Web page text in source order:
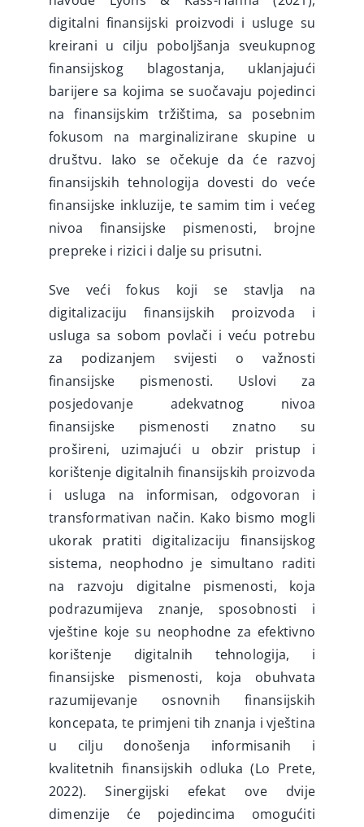
digitalni finansijski proizvodi i usluge su
kreirani u cilju poboljšanja sveukupnog
finansijskog blagostanja, uklanjajući
barijere sa kojima se suočavaju pojedinci
na finansijskim tržištima, sa posebnim
fokusom na marginalizirane skupine u
društvu. Iako se očekuje da će razvoj
finansijskih tehnologija dovesti do veće
finansijske inkluzije, te samim tim i većeg
nivoa finansijske pismenosti, brojne
prepreke i rizici i dalje su prisutni.
Sve veći fokus koji se stavlja na
digitalizaciju finansijskih proizvoda i
usluga sa sobom povlači i veću potrebu
za podizanjem svijesti o važnosti
finansijske pismenosti. Uslovi za
posjedovanje adekvatnog nivoa
finansijske pismenosti znatno su
prošireni, uzimajući u obzir pristup i
korištenje digitalnih finansijskih proizvoda
i usluga na informisan, odgovoran i
transformativan način. Kako bismo mogli
ukorak pratiti digitalizaciju finansijskog
sistema, neophodno je simultano raditi
na razvoju digitalne pismenosti, koja
podrazumijeva znanje, sposobnosti i
vještine koje su neophodne za efektivno
korištenje digitalnih tehnologija, i
finansijske pismenosti, koja obuhvata
razumijevanje osnovnih finansijskih
koncepata, te primjeni tih znanja i vještina
u cilju donošenja informisanih i
kvalitetnih finansijskih odluka (Lo Prete,
2022). Sinergijski efekat ove dvije
dimenzije će pojedincima omogućiti